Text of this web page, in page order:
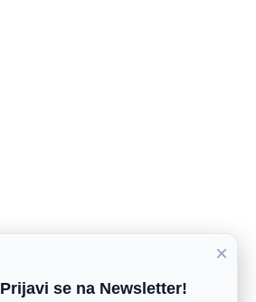
×
Prijavi se na Newsletter!